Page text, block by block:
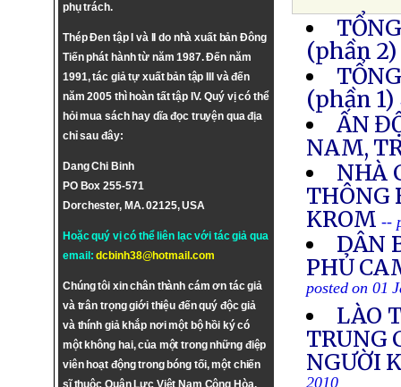
phụ trách.
Thép Đen tập I và II do nhà xuất bản Đông
Tiến phát hành từ năm 1987. Đến năm
1991, tác giả tự xuất bản tập III và đến
năm 2005 thì hoàn tất tập IV. Quý vị có thể
hỏi mua sách hay dĩa đọc truyện qua địa
chỉ sau đây:
Dang Chi Binh
PO Box 255-571
Dorchester, MA. 02125, USA
Hoặc quý vị có thể liên lạc với tác giả qua
email:dcbinh38@hotmail.com
Chúng tôi xin chân thành cám ơn tác giả
và trân trọng giới thiệu đến quý độc giả
và thính giả khắp nơi một bộ hồi ký có
một không hai, của một trong những điệp
viên hoạt động trong bóng tối, một chiến
sĩ thuộc Quân Lực Việt Nam Cộng Hòa.
(phần 2)
(phần 1)
ẤN
NAM,
NHÀ
THÔNG
KROM --
DÂN
PHỦ
posted on 01
LÀO
TRUNG
NGƯỜI